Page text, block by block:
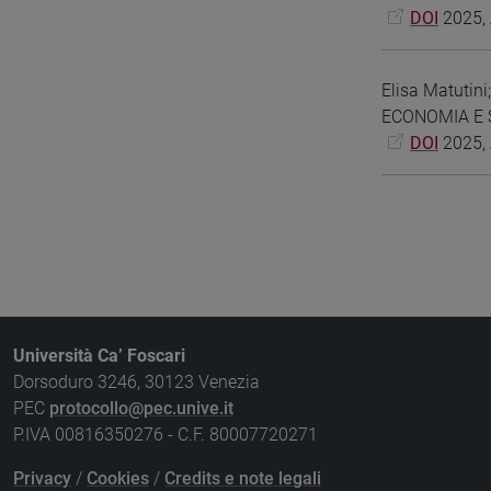
DOI
Elisa
ECONOMIA
DOI
Università Ca’ Foscari
Dorsoduro 3246, 30123 Venezia
PEC protocollo@pec.unive.it
P.IVA 00816350276 - C.F. 80007720271
Privacy / Cookies / Credits e note legali